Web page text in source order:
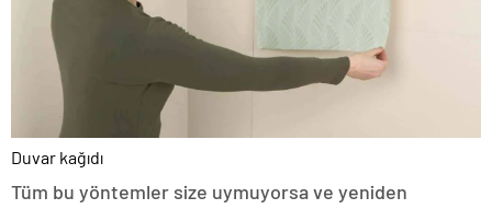
Duvar kağıdı
Tüm bu yöntemler size uymuyorsa ve yeniden